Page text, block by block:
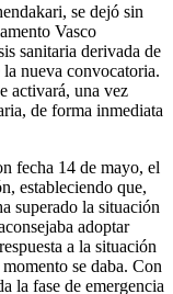
se dejó sin
Vasco
sanitaria derivada de
nueva convocatoria.
activará, una vez
de forma inmediata
fecha 14 de mayo, el
estableciendo que,
superado la situación
adoptar
a la situación
se daba. Con
la fase de emergencia